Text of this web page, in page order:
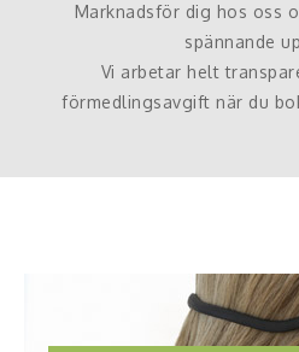
Marknadsför dig hos oss
spännande
Vi arbetar helt
förmedlingsavgift när du